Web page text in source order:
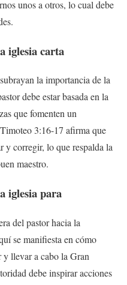
unos a otros, lo cual debe
iglesia carta
subrayan la importancia de la
debe estar basada en la
que fomenten un
3:16-17 afirma que
y corregir, lo que respalda la
maestro.
iglesia para
del pastor hacia la
se manifiesta en cómo
llevar a cabo la Gran
debe inspirar acciones